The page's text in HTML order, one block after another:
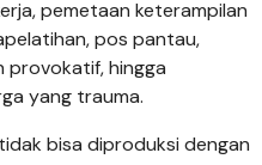
pemetaan keterampilan
pos pantau,
provokatif, hingga
yang trauma.
bisa diproduksi dengan